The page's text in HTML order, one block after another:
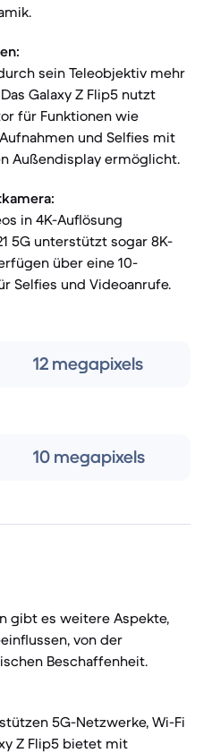
sein Teleobjektiv mehr
Galaxy Z Flip5 nutzt
für Funktionen wie
und Selfies mit
Außendisplay ermöglicht.
in 4K-Auflösung
5G unterstützt sogar 8K-
über eine 10-
Selfies und Videoanrufe.
12 megapixels
10 megapixels
gibt es weitere Aspekte,
von der
Beschaffenheit.
5G-Netzwerke, Wi-Fi
Z Flip5 bietet mit